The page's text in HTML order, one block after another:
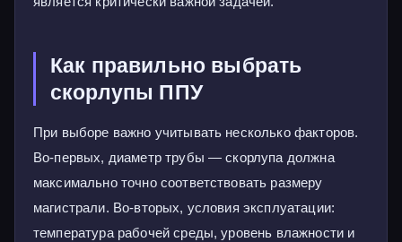
Как правильно выбрать
скорлупы ППУ
При выборе важно учитывать несколько факторов.
Во-первых, диаметр трубы — скорлупа должна
максимально точно соответствовать размеру
магистрали. Во-вторых, условия эксплуатации:
температура рабочей среды, уровень влажности и